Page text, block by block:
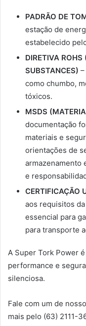
PADRÃO DE
estação de
estabelecido
DIRETIVA
SUBSTANCES)
como chumbo,
tóxicos.
MSDS
documentação
materiais e
orientações de
armazenamento
e
CERTIFICAÇÃO
aos requisitos
essencial para
para transporte
A Super Tork Power
performance e
silenciosa.
Fale com um de
mais pelo (63) 2111-